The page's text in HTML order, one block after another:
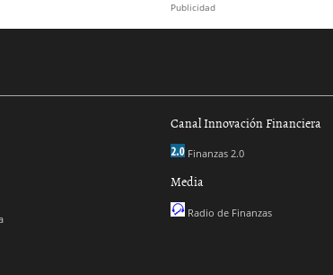
Publicidad
Canal Innovación Financiera
Finanzas 2.0
Media
Radio de Finanzas